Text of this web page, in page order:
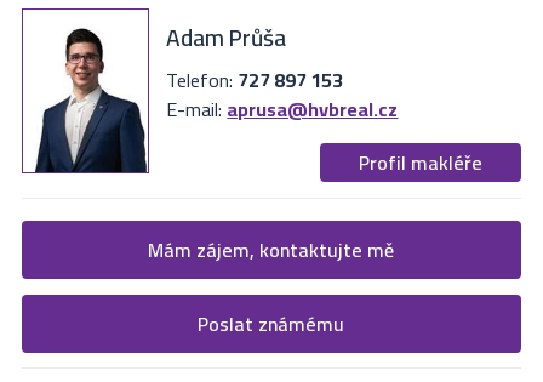
Adam Průša
Telefon: 727 897 153
E-mail:aprusa@hvbreal.cz
Profil makléře
Žádost o více informací
Vyplňte následující formulář. Upřesněte, co by Vás zajímalo. V
nejbližší Vás naši makléři kontaktují.
Mám zájem, kontaktujte mě
Formulář odešle nabídku na uvedený email
Poslat známému